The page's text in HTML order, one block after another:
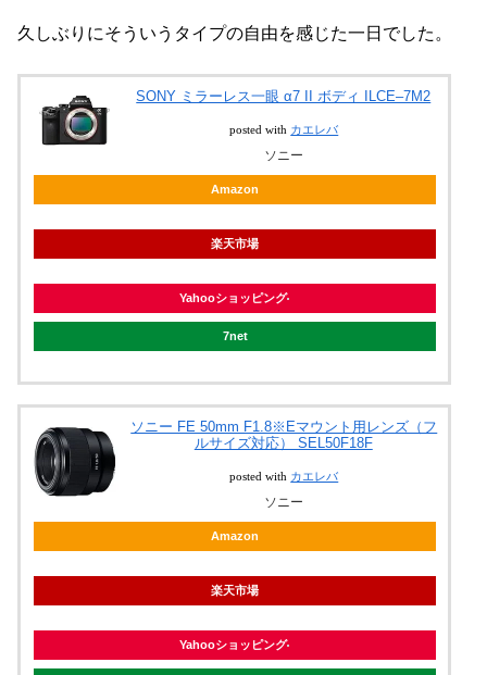
久しぶりにそういうタイプの自由を感じた一日でした。
SONY ミラーレス一眼 α7 II ボディ ILCE–7M2
posted with カエレバ
ソニー
Amazon
楽天市場
Yahooショッピング
7net
ソニー FE 50mm F1.8※Eマウント用レンズ（フ
ルサイズ対応） SEL50F18F
posted with カエレバ
ソニー
Amazon
楽天市場
Yahooショッピング